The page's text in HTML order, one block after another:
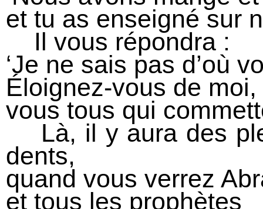
et tu as enseigné sur
Il vous répondra :
‘Je ne sais pas d’où
Éloignez-vous de moi,
vous tous qui
Là, il y aura des
dents,
quand vous verrez
et tous les prophètes